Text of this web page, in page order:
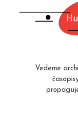
Vedeme